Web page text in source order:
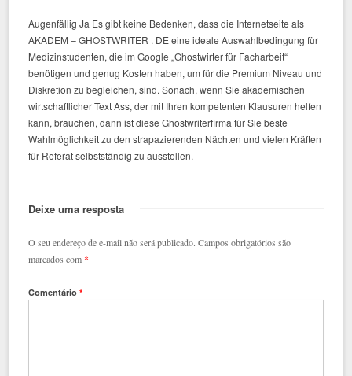
Augenfällig Ja Es gibt keine Bedenken, dass die Internetseite als
AKADEM – GHOSTWRITER . DE eine ideale Auswahlbedingung für
Medizinstudenten, die im Google „Ghostwirter für Facharbeit“
benötigen und genug Kosten haben, um für die Premium Niveau und
Diskretion zu begleichen, sind. Sonach, wenn Sie akademischen
wirtschaftlicher Text Ass, der mit Ihren kompetenten Klausuren helfen
kann, brauchen, dann ist diese Ghostwriterfirma für Sie beste
Wahlmöglichkeit zu den strapazierenden Nächten und vielen Kräften
für Referat selbstständig zu ausstellen.
Deixe uma resposta
O seu endereço de e-mail não será publicado. Campos obrigatórios são
marcados com *
Comentário*